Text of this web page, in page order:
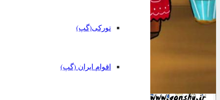
تورکی(گپ)
اقوام ایران (گپ)
انیمیشن گئجه لر!